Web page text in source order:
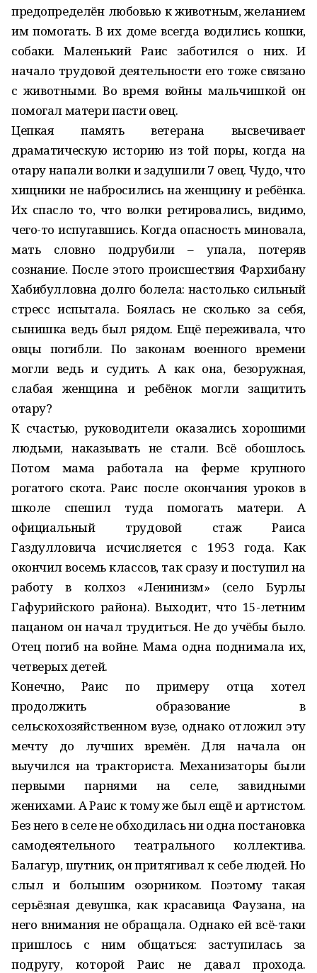
предопределён любовью к животным, желанием
им помогать. В их доме всегда водились кошки,
собаки. Маленький Раис заботился о них. И
начало трудовой деятельности его тоже связано
с животными. Во время войны мальчишкой он
помогал матери пасти овец.
Цепкая память ветерана высвечивает
драматическую историю из той поры, когда на
отару напали волки и задушили 7 овец. Чудо, что
хищники не набросились на женщину и ребёнка.
Их спасло то, что волки ретировались, видимо,
чего-то испугавшись. Когда опасность миновала,
мать словно подрубили – упала, потеряв
сознание. После этого происшествия Фархибану
Хабибулловна долго болела: настолько сильный
стресс испытала. Боялась не сколько за себя,
сынишка ведь был рядом. Ещё переживала, что
овцы погибли. По законам военного времени
могли ведь и судить. А как она, безоружная,
слабая женщина и ребёнок могли защитить
отару?
К счастью, руководители оказались хорошими
людьми, наказывать не стали. Всё обошлось.
Потом мама работала на ферме крупного
рогатого скота. Раис после окончания уроков в
школе спешил туда помогать матери. А
официальный трудовой стаж Раиса
Газдулловича исчисляется с 1953 года. Как
окончил восемь классов, так сразу и поступил на
работу в колхоз «Ленинизм» (село Бурлы
Гафурийского района). Выходит, что 15-летним
пацаном он начал трудиться. Не до учёбы было.
Отец погиб на войне. Мама одна поднимала их,
четверых детей.
Конечно, Раис по примеру отца хотел
продолжить образование в
сельскохозяйственном вузе, однако отложил эту
мечту до лучших времён. Для начала он
выучился на тракториста. Механизаторы были
первыми парнями на селе, завидными
женихами. А Раис к тому же был ещё и артистом.
Без него в селе не обходилась ни одна постановка
самодеятельного театрального коллектива.
Балагур, шутник, он притягивал к себе людей. Но
слыл и большим озорником. Поэтому такая
серьёзная девушка, как красавица Фаузана, на
него внимания не обращала. Однако ей всё-таки
пришлось с ним общаться: заступилась за
подругу, которой Раис не давал прохода.